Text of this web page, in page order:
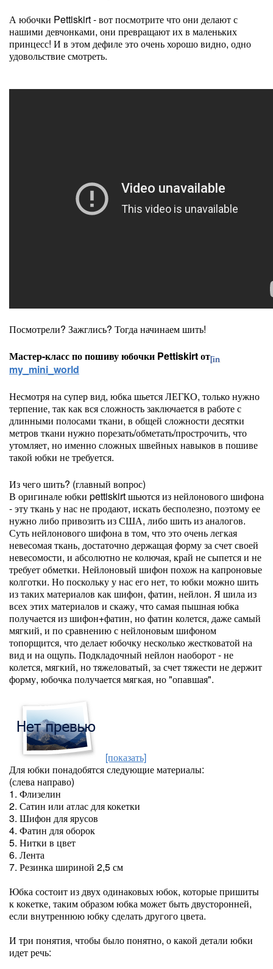
А юбочки Pettiskirt - вот посмотрите что они делают с
нашими девчонками, они превращают их в маленьких
принцесс! И в этом дефиле это очень хорошо видно, одно
удовольствие смотреть.
Посмотрели? Зажглись? Тогда начинаем шить!
Мастер-класс по пошиву юбочки Pettiskirt от
my_mini_world
Несмотря на супер вид, юбка шьется ЛЕГКО, только нужно
терпение, так как вся сложность заключается в работе с
длинными полосами ткани, в общей сложности десятки
метров ткани нужно порезать/обметать/прострочить, что
утомляет, но именно сложных швейных навыков в пошиве
такой юбки не требуется.
Из чего шить? (главный вопрос)
В оригинале юбки pettiskirt шьются из нейлонового шифона
- эту ткань у нас не продают, искать бесполезно, поэтому ее
нужно либо привозить из США, либо шить из аналогов.
Суть нейлонового шифона в том, что это очень легкая
невесомая ткань, достаточно держащая форму за счет своей
невесомости, и абсолютно не колючая, край не сыпется и не
требует обметки. Нейлоновый шифон похож на капроновые
колготки. Но поскольку у нас его нет, то юбки можно шить
из таких материалов как шифон, фатин, нейлон. Я шила из
всех этих материалов и скажу, что самая пышная юбка
получается из шифон+фатин, но фатин колется, даже самый
мягкий, и по сравнению с нейлоновым шифоном
топорщится, что делает юбочку несколько жестковатой на
вид и на ощупь. Подкладочный нейлон наоборот - не
колется, мягкий, но тяжеловатый, за счет тяжести не держит
форму, юбочка получается мягкая, но "опавшая".
[показать]
Для юбки понадобятся следующие материалы:
(слева направо)
1. Флизелин
2. Сатин или атлас для кокетки
3. Шифон для ярусов
4. Фатин для оборок
5. Нитки в цвет
6. Лента
7. Резинка шириной 2,5 см
Юбка состоит из двух одинаковых юбок, которые пришиты
к кокетке, таким образом юбка может быть двусторонней,
если внутреннюю юбку сделать другого цвета.
И три понятия, чтобы было понятно, о какой детали юбки
идет речь: